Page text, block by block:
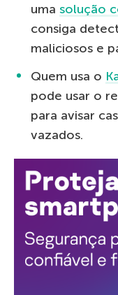
uma solução
consiga
maliciosos e
Quem usa o
pode usar o
para avisar
vazados.